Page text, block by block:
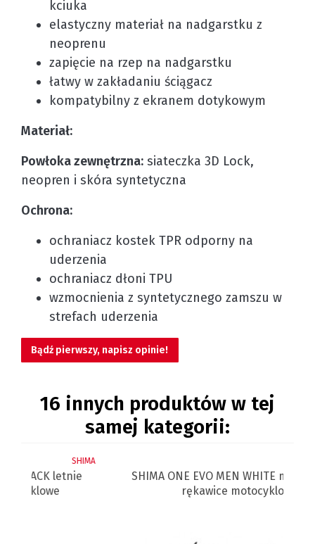
kciuka
elastyczny materiał na nadgarstku z
neoprenu
zapięcie na rzep na nadgarstku
łatwy w zakładaniu ściągacz
kompatybilny z ekranem dotykowym
Materiał:
Powłoka zewnętrzna: siateczka 3D Lock,
neopren i skóra syntetyczna
Ochrona:
ochraniacz kostek TPR odporny na
uderzenia
ochraniacz dłoni TPU
wzmocnienia z syntetycznego zamszu w
strefach uderzenia
Bądź pierwszy, napisz opinie!
16 innych produktów w tej
samej kategorii:
SHIMA ONE EVO MEN WHITE męskie letnie
rękawice motocyklowe